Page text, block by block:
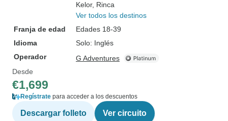
Kelor, Rinca
Ver todos los destinos
Franja de edad
Edades 18-39
Idioma
Solo: Inglés
Operador
G Adventures
Desde
€1,699
Regístrate para acceder a los descuentos
Descargar folleto Ver circuito